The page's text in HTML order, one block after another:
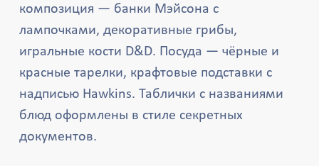
композиция — банки Мэйсона с
лампочками, декоративные грибы,
игральные кости D&D. Посуда — чёрные и
красные тарелки, крафтовые подставки с
надписью Hawkins. Таблички с названиями
блюд оформлены в стиле секретных
документов.